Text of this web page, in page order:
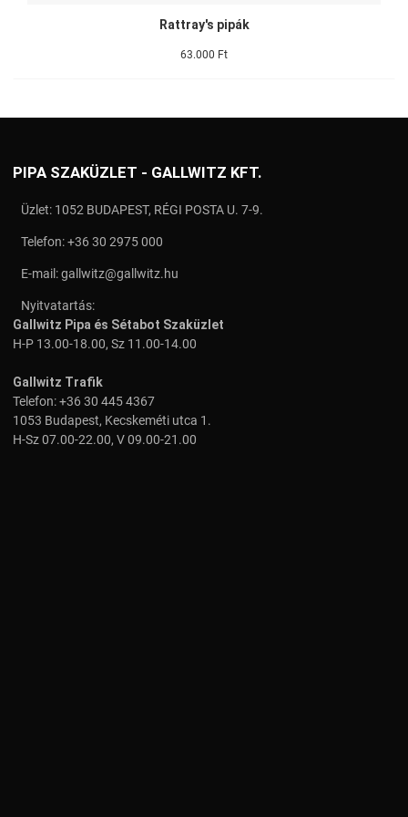
Rattray's pipák
63.000 Ft
PIPA SZAKÜZLET - GALLWITZ KFT.
Üzlet: 1052 BUDAPEST, RÉGI POSTA U. 7-9.
Telefon:+36 30 2975 000
E-mail:gallwitz@gallwitz.hu
Nyitvatartás:
Gallwitz Pipa és Sétabot Szaküzlet
H-P 13.00-18.00, Sz 11.00-14.00
Gallwitz Trafik
Telefon:+36 30 445 4367
1053 Budapest, Kecskeméti utca 1.
H-Sz 07.00-22.00, V 09.00-21.00